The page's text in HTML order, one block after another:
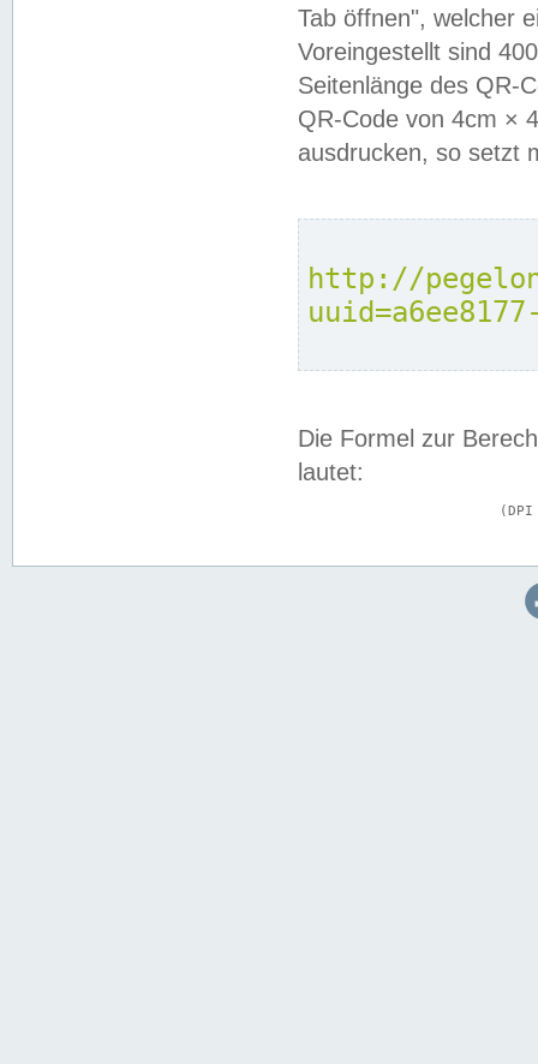
Tab öffnen", welcher
Voreingestellt sind
Seitenlänge des QR-
QR-Code von 4cm ×
ausdrucken, so setzt
http://
Die Formel zur
lautet: